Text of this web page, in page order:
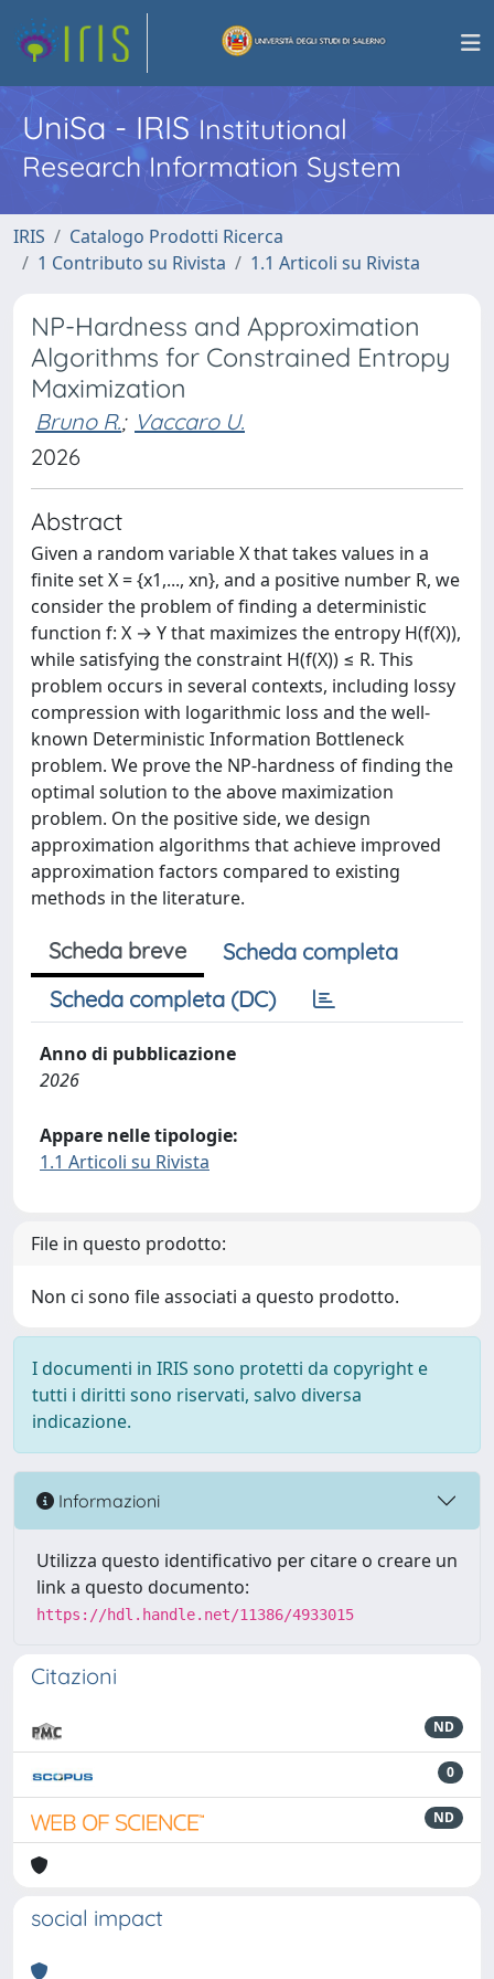
UniSa - IRISInstitutional
Research Information System
IRIS
Catalogo Prodotti Ricerca
1 Contributo su Rivista
1.1 Articoli su Rivista
NP-Hardness and Approximation
Algorithms for Constrained Entropy
Maximization
Bruno R.; Vaccaro U.
2026
Abstract
Given a random variable X that takes values in a
finite set X = {x1,..., xn}, and a positive number R, we
consider the problem of finding a deterministic
function f: X → Y that maximizes the entropy H(f(X)),
while satisfying the constraint H(f(X)) ≤ R. This
problem occurs in several contexts, including lossy
compression with logarithmic loss and the well-
known Deterministic Information Bottleneck
problem. We prove the NP-hardness of finding the
optimal solution to the above maximization
problem. On the positive side, we design
approximation algorithms that achieve improved
approximation factors compared to existing
methods in the literature.
Scheda breve
Scheda completa
Scheda completa (DC)
Anno di pubblicazione
2026
Appare nelle tipologie:
1.1 Articoli su Rivista
File in questo prodotto:
Non ci sono file associati a questo prodotto.
I documenti in IRIS sono protetti da copyright e
tutti i diritti sono riservati, salvo diversa
indicazione.
Informazioni
Utilizza questo identificativo per citare o creare un
link a questo documento:
https://hdl.handle.net/11386/4933015
Citazioni
ND
0
ND
social impact